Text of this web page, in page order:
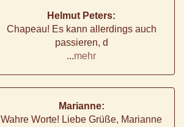
Helmut Peters:
Chapeau! Es kann allerdings auch
passieren, d
...mehr
Marianne:
Wahre Worte! Liebe Grüße, Marianne